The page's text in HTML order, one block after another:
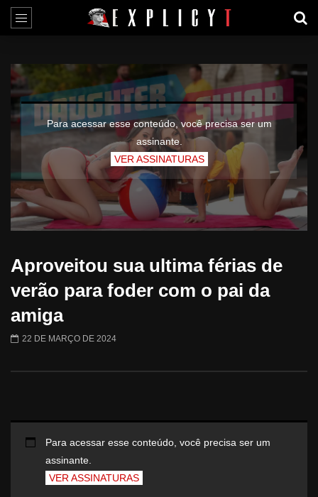
Para acessar esse conteúdo, você precisa ser um
assinante.
VER ASSINATURAS
Aproveitou sua ultima férias de
verão para foder com o pai da
amiga
22 DE MARÇO DE 2024
Para acessar esse conteúdo, você precisa ser um
assinante.
VER ASSINATURAS